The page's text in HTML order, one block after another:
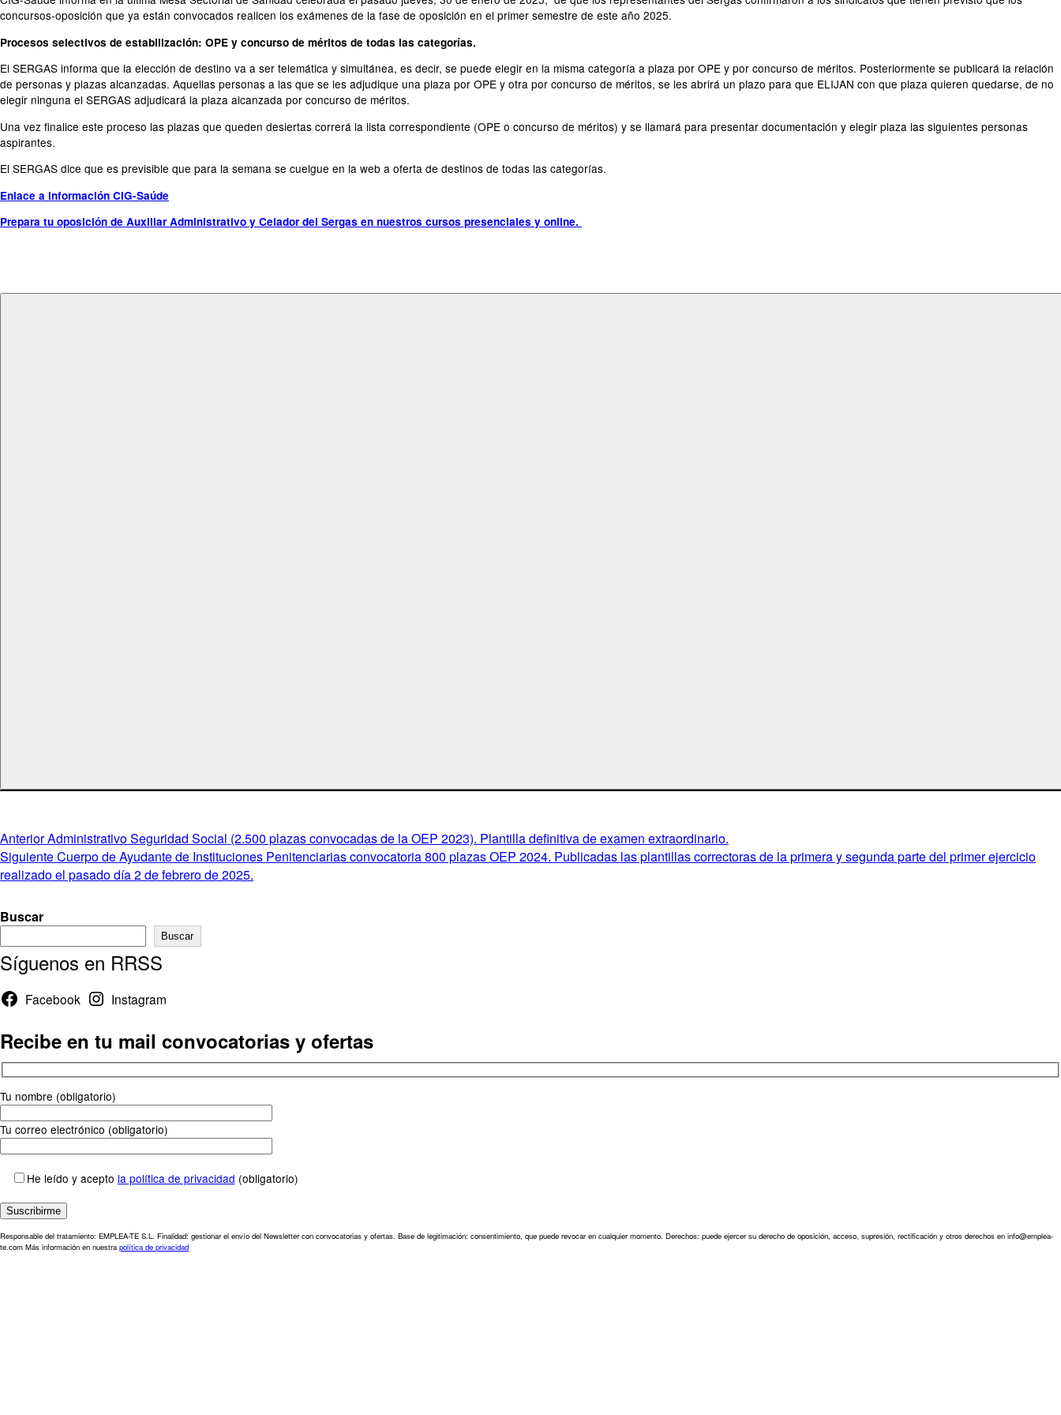
concursos-oposición que ya están convocados realicen los exámenes de la fase de oposición en el primer semestre de este año 2025.
Procesos selectivos de estabilización: OPE y concurso de méritos de todas las categorías.
El SERGAS informa que la elección de destino va a ser telemática y simultánea, es decir, se puede elegir en la misma categoría a plaza por OPE y por concurso de méritos. Posteriormente se publicará la relación
de personas y plazas alcanzadas. Aquellas personas a las que se les adjudique una plaza por OPE y otra por concurso de méritos, se les abrirá un plazo para que ELIJAN con que plaza quieren quedarse, de no
elegir ninguna el SERGAS adjudicará la plaza alcanzada por concurso de méritos.
Una vez finalice este proceso las plazas que queden desiertas correrá la lista correspondiente (OPE o concurso de méritos) y se llamará para presentar documentación y elegir plaza las siguientes personas
aspirantes.
El SERGAS dice que es previsible que para la semana se cuelgue en la web a oferta de destinos de todas las categorías.
Enlace a información CIG-Saúde
Prepara tu oposición de Auxiliar Administrativo y Celador del Sergas en nuestros cursos presenciales y online.
Navegación
de
AnteriorEntrada
anterior:
Administrativo Seguridad Social (2.500 plazas convocadas de la OEP 2023). Plantilla definitiva de examen extraordinario.
SiguienteEntrada
siguiente:
Cuerpo de Ayudante de Instituciones Penitenciarias convocatoria 800 plazas OEP 2024. Publicadas las plantillas correctoras de la primera y segunda parte del primer ejercicio
realizado el pasado día 2 de febrero de 2025.
Buscar
Buscar
Síguenos en RRSS
Facebook Instagram
Recibe en tu mail convocatorias y ofertas
Tu nombre (obligatorio)
Tu correo electrónico (obligatorio)
He leído y acepto la política de privacidad (obligatorio)
Responsable del tratamiento: EMPLEA-TE S.L. Finalidad: gestionar el envío del Newsletter con convocatorias y ofertas. Base de legitimación: consentimiento, que puede revocar en cualquier momento. Derechos: puede ejercer su derecho de oposición, acceso, supresión, rectificación y otros derechos en info@emplea-
te.com Más información en nuestra política de privacidad